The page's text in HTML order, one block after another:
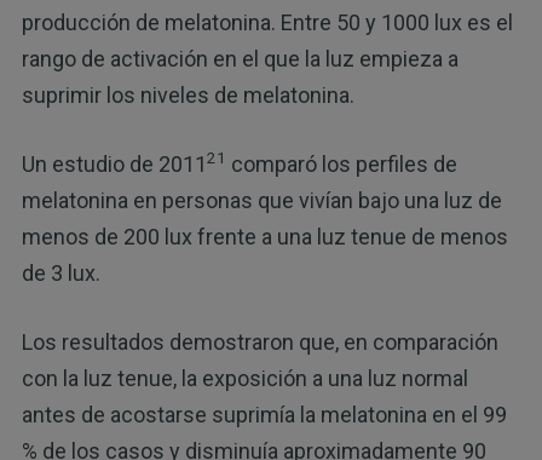
producción de melatonina. Entre 50 y 1000 lux es el
rango de activación en el que la luz empieza a
suprimir los niveles de melatonina.
Un estudio de 201121 comparó los perfiles de
melatonina en personas que vivían bajo una luz de
menos de 200 lux frente a una luz tenue de menos
de 3 lux.
Los resultados demostraron que, en comparación
con la luz tenue, la exposición a una luz normal
antes de acostarse suprimía la melatonina en el 99
% de los casos y disminuía aproximadamente 90